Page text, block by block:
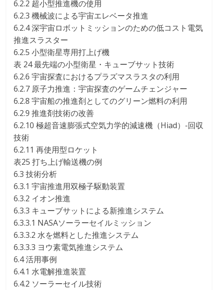
6.2.2 超小型推進機の使用
6.2.3 機械波による宇宙エレベータ推進
6.2.4 深宇宙ロボットミッションのための低コスト電気
推進スラスター
6.2.5 小型衛星専用打上げ機
表 24 最先端の小型衛星・キューブサット技術
6.2.6 宇宙探査におけるプラズマスラスタの利用
6.2.7 原子力推進：宇宙探査のゲームチェンジャー
6.2.8 宇宙船の推進剤としてのグリーン燃料の利用
6.2.9 推進剤技術の改善
6.2.10 極超音速膨張式空気力学的減速機（Hiad）-回収
技術
6.2.11 再使用型ロケット
表25 打ち上げ輸送機の例
6.3 技術分析
6.3.1 宇宙推進用双極子駆動装置
6.3.2 イオン推進
6.3.3 キューブサットによる新推進システム
6.3.3.1 NASAソーラーセイルミッション
6.3.3.2 水を燃料とした推進システム
6.3.3.3 ヨウ素電気推進システム
6.4 活用事例
6.4.1 水電解推進装置
6.4.2 ソーラーセイル技術